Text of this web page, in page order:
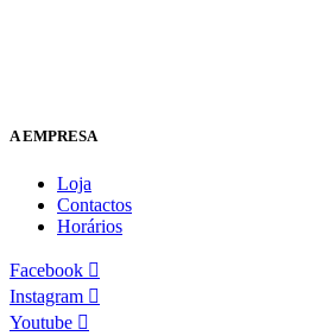
A EMPRESA
Loja
Contactos
Horários
Facebook
Instagram
Youtube